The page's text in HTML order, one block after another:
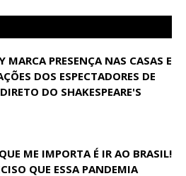
MARCA PRESENÇA NAS CASAS E
DOS ESPECTADORES DE
DO SHAKESPEARE'S
ME IMPORTA É IR AO BRASIL!
QUE ESSA PANDEMIA